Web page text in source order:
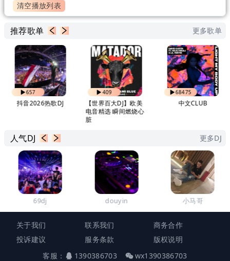
清空播放列表
推荐歌单 更多歌单
657
抖音2026热歌DJ
409
【世界百大DJ】欧美
电音精选 瞬间燃烧心
脏
68475
中文CLUB
人气DJ 更多DJ
69dj douyin 小马哥
关于我们 联系我们
商务合作
投诉建议
服务条款
版权说明
客服：
1390386703 wx1390386703